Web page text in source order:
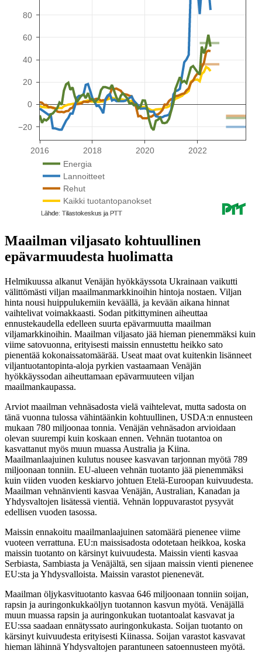
Maailman viljasato kohtuullinen
epävarmuudesta huolimatta
Helmikuussa alkanut Venäjän hyökkäyssota Ukrainaan vaikutti
välittömästi viljan maailmanmarkkinoihin hintoja nostaen. Viljan
hinta nousi huippulukemiin keväällä, ja kevään aikana hinnat
vaihtelivat voimakkaasti. Sodan pitkittyminen aiheuttaa
ennustekaudella edelleen suurta epävarmuutta maailman
viljamarkkinoihin. Maailman viljasato jää hieman pienemmäksi kuin
viime satovuonna, erityisesti maissin ennustettu heikko sato
pienentää kokonaissatomäärää. Useat maat ovat kuitenkin lisänneet
viljantuotantopinta-aloja pyrkien vastaamaan Venäjän
hyökkäyssodan aiheuttamaan epävarmuuteen viljan
maailmankaupassa.
Arviot maailman vehnäsadosta vielä vaihtelevat, mutta sadosta on
tänä vuonna tulossa vähintäänkin kohtuullinen, USDA:n ennusteen
mukaan 780 miljoonaa tonnia. Venäjän vehnäsadon arvioidaan
olevan suurempi kuin koskaan ennen. Vehnän tuotantoa on
kasvattanut myös muun muassa Australia ja Kiina.
Maailmanlaajuinen kulutus nousee kasvavan tarjonnan myötä 789
miljoonaan tonniin. EU-alueen vehnän tuotanto jää pienemmäksi
kuin viiden vuoden keskiarvo johtuen Etelä-Euroopan kuivuudesta.
Maailman vehnänvienti kasvaa Venäjän, Australian, Kanadan ja
Yhdysvaltojen lisätessä vientiä. Vehnän loppuvarastot pysyvät
edellisen vuoden tasossa.
Maissin ennakoitu maailmanlaajuinen satomäärä pienenee viime
vuoteen verrattuna. EU:n maissisadosta odotetaan heikkoa, koska
maissin tuotanto on kärsinyt kuivuudesta. Maissin vienti kasvaa
Serbiasta, Sambiasta ja Venäjältä, sen sijaan maissin vienti pienenee
EU:sta ja Yhdysvalloista. Maissin varastot pienenevät.
Maailman öljykasvituotanto kasvaa 646 miljoonaan tonniin soijan,
rapsin ja auringonkukkaöljyn tuotannon kasvun myötä. Venäjällä
muun muassa rapsin ja auringonkukan tuotantoalat kasvavat ja
EU:ssa saadaan ennätyssato auringonkukasta. Soijan tuotanto on
kärsinyt kuivuudesta erityisesti Kiinassa. Soijan varastot kasvavat
hieman lähinnä Yhdysvaltojen parantuneen satoennusteen myötä.